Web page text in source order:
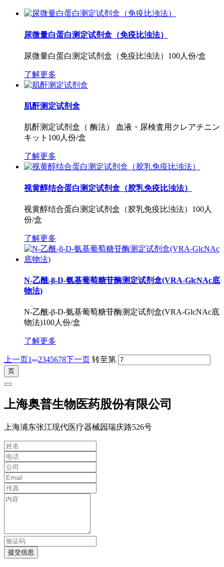
尿微量白蛋白测定试剂盒（免疫比浊法）
尿微量白蛋白测定试剂盒（免疫比浊法）100人份/盒
了解更多
肌酐测定试剂盒
肌酐测定试剂盒（ 酶法） 血液・尿検査用クレアチニン
キット100人份/盒
了解更多
视黄醇结合蛋白测定试剂盒（胶乳免疫比浊法）
视黄醇结合蛋白测定试剂盒（胶乳免疫比浊法）100人
份/盒
了解更多
N-乙酰-β-D-氨基葡萄糖苷酶测定试剂盒(VRA-GlcNAc底
物法)
N-乙酰-β-D-氨基葡萄糖苷酶测定试剂盒(VRA-GlcNAc底
物法)100人份/盒
了解更多
上一页1...2345678下一页 转至第
上海奥普生物医药股份有限公司
上海浦东张江现代医疗器械园瑞庆路526号
提交信息